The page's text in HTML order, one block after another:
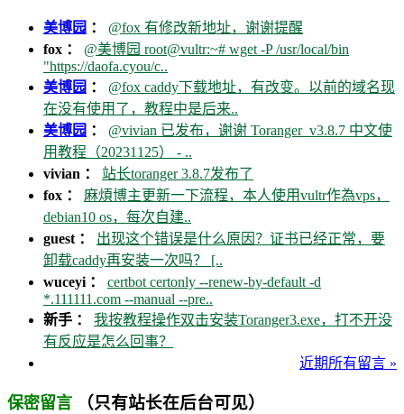
美博园 ： @fox 有修改新地址，谢谢提醒
fox ： @美博园 root@vultr:~# wget -P /usr/local/bin
"https://daofa.cyou/c..
美博园 ： @fox caddy下载地址，有改变。以前的域名现
在没有使用了，教程中是后来..
美博园 ： @vivian 已发布，谢谢 Toranger_v3.8.7 中文使
用教程（20231125） - ..
vivian ： 站长toranger 3.8.7发布了
fox ： 麻煩博主更新一下流程，本人使用vultr作為vps，
debian10 os，每次自建..
guest ： 出现这个错误是什么原因？证书已经正常，要
卸载caddy再安装一次吗？ [..
wuceyi ： certbot certonly --renew-by-default -d
*.111111.com --manual --pre..
新手 ： 我按教程操作双击安装Toranger3.exe，打不开没
有反应是怎么回事？
近期所有留言 »
保密留言 （只有站长在后台可见）